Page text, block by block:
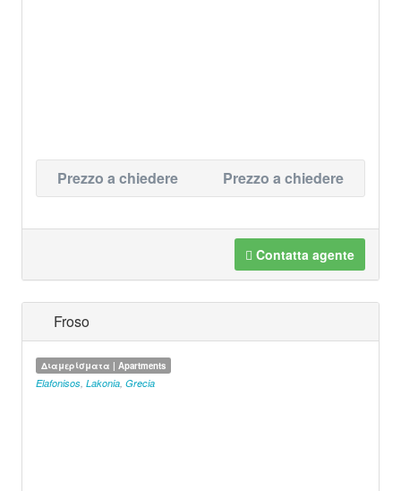
Prezzo a chiedere Prezzo a chiedere
Contatta agente
Froso
Διαμερίσματα | Apartments
Elafonisos Lakonia Grecia